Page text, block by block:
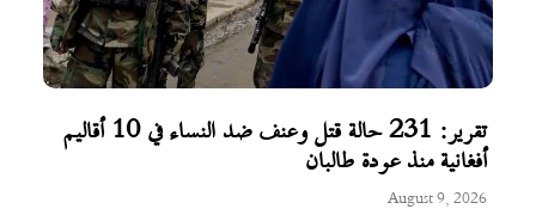
تقرير: 231 حالة قتل وعنف ضد النساء في 10 أقاليم
أفغانية منذ عودة طالبان
August 9, 2026